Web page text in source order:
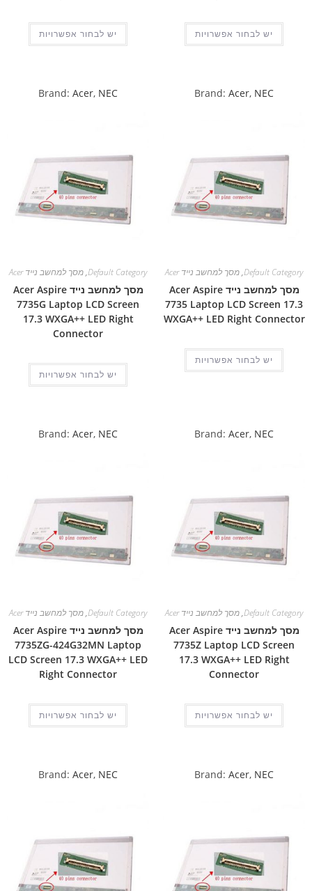
יש לבחור אפשרויות יש לבחור אפשרויות
Brand: Acer, NEC
Default Category
,מסך למחשב נייד Acer
מסך למחשב נייד Acer Aspire
7735 Laptop LCD Screen 17.3
WXGA++ LED Right Connector
יש לבחור אפשרויות
Brand: Acer, NEC
Default Category
,מסך למחשב נייד Acer
מסך למחשב נייד Acer Aspire
7735G Laptop LCD Screen
17.3 WXGA++ LED Right
Connector
יש לבחור אפשרויות
Brand: Acer, NEC
Default Category
,מסך למחשב נייד Acer
מסך למחשב נייד Acer Aspire
7735Z Laptop LCD Screen
17.3 WXGA++ LED Right
Connector
יש לבחור אפשרויות
Brand: Acer, NEC
Default Category
,מסך למחשב נייד Acer
מסך למחשב נייד Acer Aspire
7735ZG-424G32MN Laptop
LCD Screen 17.3 WXGA++ LED
Right Connector
יש לבחור אפשרויות
Brand: Acer, NEC
Brand: Acer, NEC